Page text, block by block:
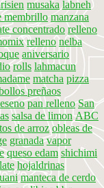
musaka labneh
membrillo manzana
concentrado relleno
relleno nelba
aniversario
rolls lahmacun
matcha pizza
preñaos
pan relleno San
salsa de limon ABC
de arroz obleas de
granada vapor
queso edam shichimi
hojaldrinas
manteca de cerdo